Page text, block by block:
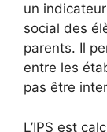
un
social des
parents. Il
entre les
pas être
L’IPS est